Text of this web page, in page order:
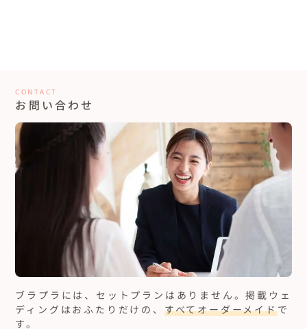
CONTACT
お問い合わせ
ブラプラには、セットプランはありません。掲載ウェ
ディングはおふたりだけの、 すべてオーダーメイドで
す。